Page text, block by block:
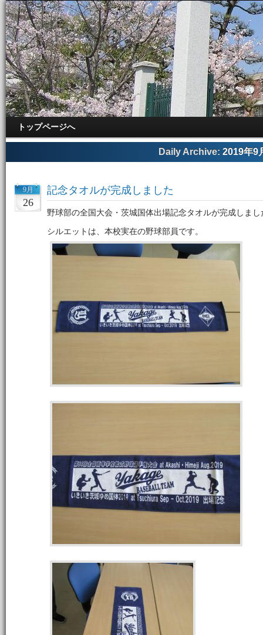
トップページへ
Daily Archive: 2019年9
9月
26
記念タオルが完成しました
野球部の全国大会・茨城国体出場記念タオルが完成しまし
シルエットは、本校実在の野球部員です。